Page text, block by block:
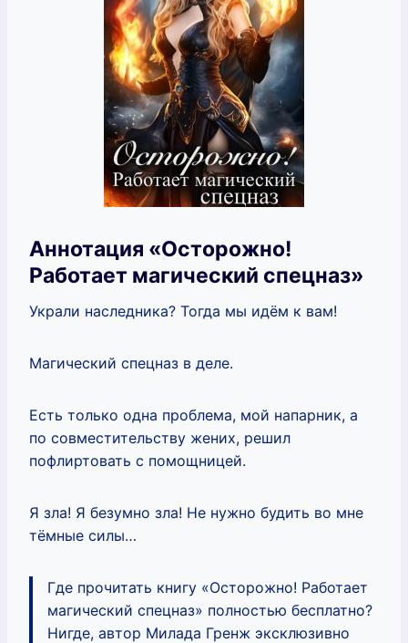
Аннотация «Осторожно!
Работает магический спецназ»
Украли наследника? Тогда мы идём к вам!
Магический спецназ в деле.
Есть только одна проблема, мой напарник, а
по совместительству жених, решил
пофлиртовать с помощницей.
Я зла! Я безумно зла! Не нужно будить во мне
тёмные силы…
Где прочитать книгу «Осторожно! Работает
магический спецназ» полностью бесплатно?
Нигде, автор Милада Гренж эксклюзивно